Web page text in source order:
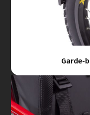
Garde-